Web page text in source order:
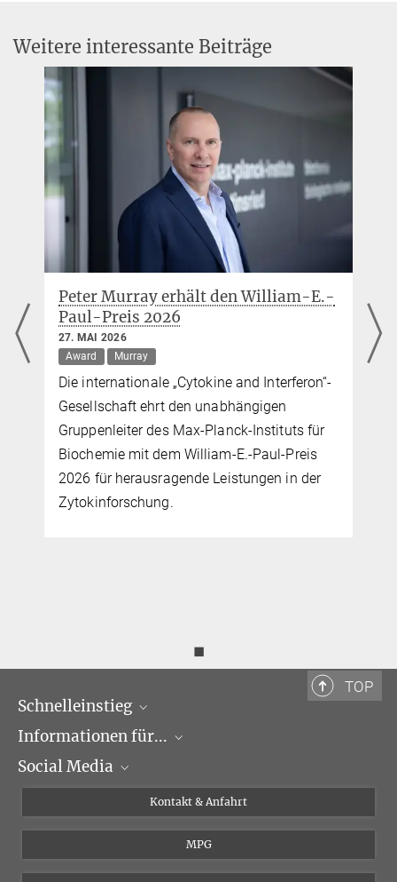
Weitere interessante Beiträge
Peter Murray erhält den William-E.-
Paul-Preis 2026
27. MAI 2026
Award
Murray
Die internationale „Cytokine and Interferon“-
Gesellschaft ehrt den unabhängigen
Gruppenleiter des Max-Planck-Instituts für
Biochemie mit dem William-E.-Paul-Preis
2026 für herausragende Leistungen in der
Zytokinforschung.
◼
TOP
Schnelleinstieg
Forschungsgruppen
Veranstaltungen
Informationen für...
Journalisten
Doktoranden
Social Media
Linked in
Kontakt & Anfahrt
MPG